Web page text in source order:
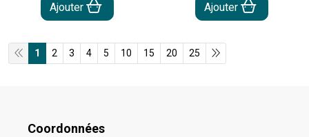
Ajouter Ajouter
1 2 3 4 5 10 15 20 25
Coordonnées